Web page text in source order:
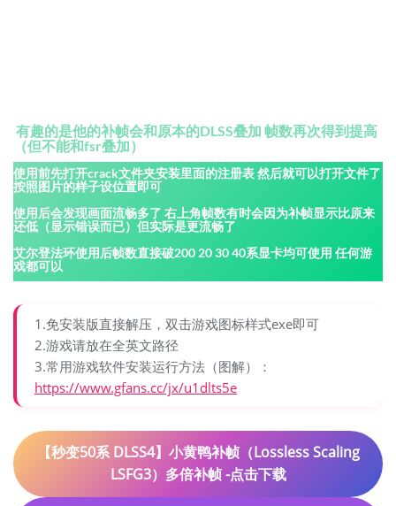
有趣的是他的补帧会和原本的DLSS叠加 帧数再次得到提高
（但不能和fsr叠加）
使用前先打开crack文件夹安装里面的注册表 然后就可以打开文件了
按照图片的样子设位置即可
使用后会发现画面流畅多了 右上角帧数有时会因为补帧显示比原来
还低（显示错误而已）但实际是更流畅了
艾尔登法环使用后帧数直接破200 20 30 40系显卡均可使用 任何游
戏都可以
1.免安装版直接解压，双击游戏图标样式exe即可
2.游戏请放在全英文路径
3.常用游戏软件安装运行方法（图解）：
https://www.gfans.cc/jx/u1dlts5e
【秒变50系 DLSS4】小黄鸭补帧（Lossless Scaling
LSFG3）多倍补帧 -点击下载